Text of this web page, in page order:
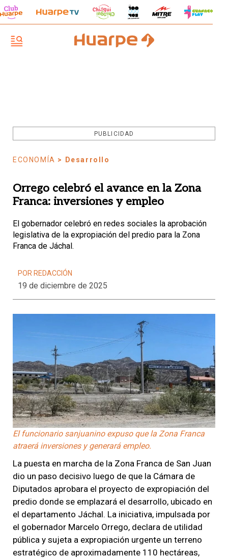
PUBLICIDAD
ECONOMÍA > Desarrollo
Orrego celebró el avance en la Zona
Franca: inversiones y empleo
El gobernador celebró en redes sociales la aprobación
legislativa de la expropiación del predio para la Zona
Franca de Jáchal.
POR REDACCIÓN
19 de diciembre de 2025
El funcionario sanjuanino expuso que la Zona Franca
atraerá inversiones y generará empleo.
La puesta en marcha de la Zona Franca de San Juan
dio un paso decisivo luego de que la Cámara de
Diputados aprobara el proyecto de expropiación del
predio donde se emplazará el desarrollo, ubicado en
el departamento Jáchal. La iniciativa, impulsada por
el gobernador Marcelo Orrego, declara de utilidad
pública y sujeta a expropiación urgente un terreno
estratégico de aproximadamente 110 hectáreas,